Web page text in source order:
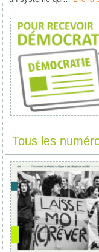
Tous les